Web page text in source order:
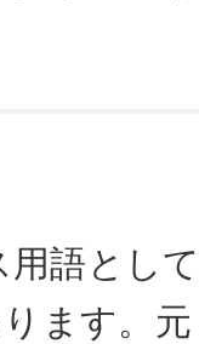
語とし
ります。